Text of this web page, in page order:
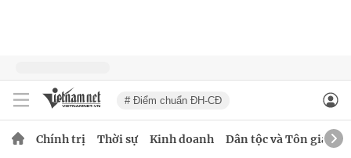
# Điểm chuẩn ĐH-CĐ
Chính trị Thời sự Kinh doanh Dân tộc và Tôn giáo